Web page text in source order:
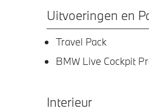
Uitvoeringen en
Travel Pack
BMW Live Cockpit
Interieur